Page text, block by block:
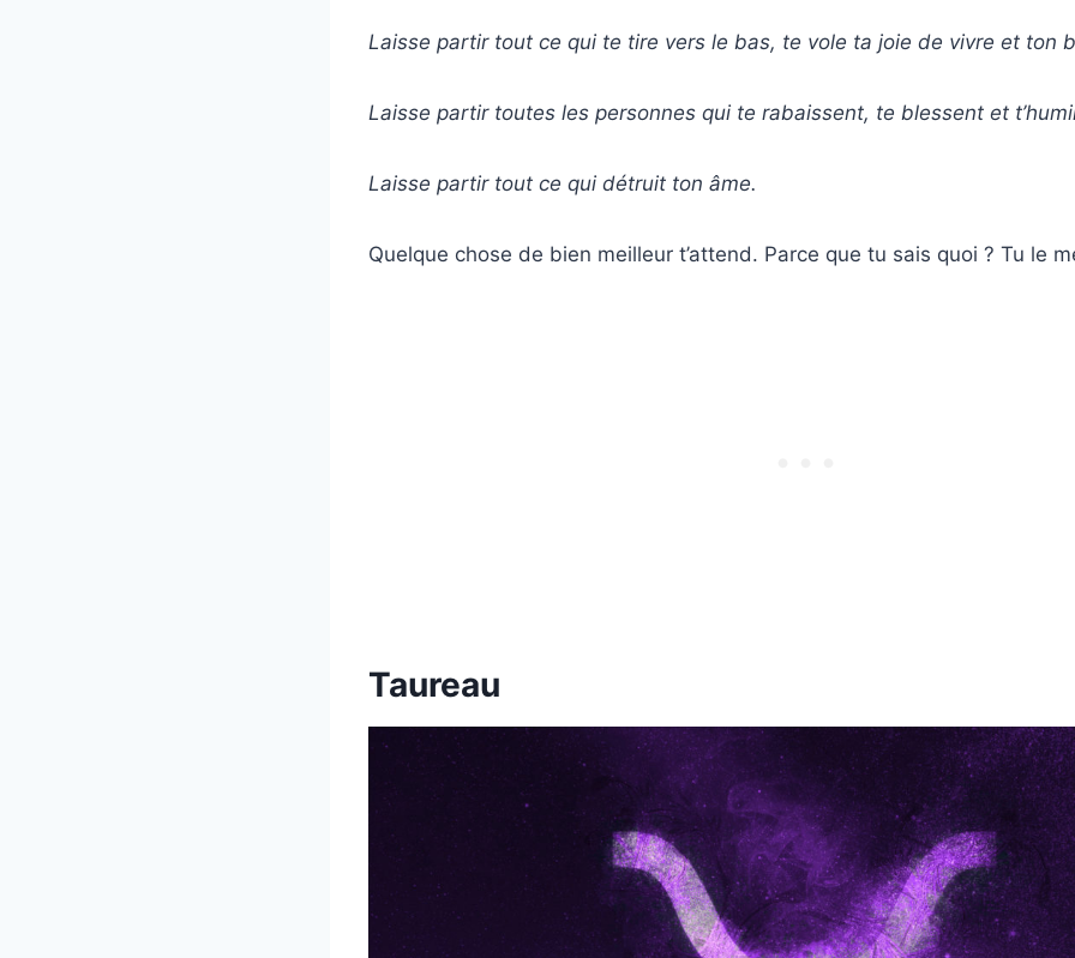
Laisse partir tout ce qui te tire vers le bas, te vole ta joie de vivre et ton
Laisse partir toutes les personnes qui te rabaissent, te blessent et
Laisse partir tout ce qui détruit ton âme.
Quelque chose de bien meilleur t’attend. Parce que tu sais quoi ? Tu le
Taureau